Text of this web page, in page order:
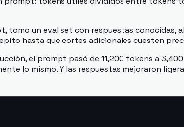
un eval set con respuestas conocidas,
hasta que cortes adicionales cuesten
el prompt pasó de 11,200 tokens a
lo mismo. Y las respuestas mejoraron